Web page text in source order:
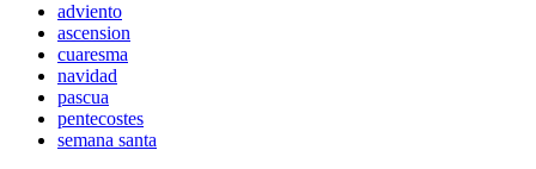
adviento
ascension
cuaresma
navidad
pascua
pentecostes
semana santa